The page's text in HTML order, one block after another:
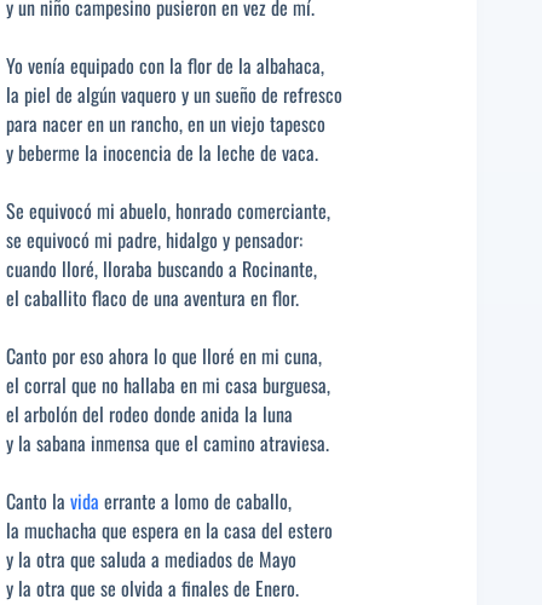
y un niño campesino pusieron en vez de mí.
Yo venía equipado con la flor de la albahaca,
la piel de algún vaquero y un sueño de refresco
para nacer en un rancho, en un viejo tapesco
y beberme la inocencia de la leche de vaca.
Se equivocó mi abuelo, honrado comerciante,
se equivocó mi padre, hidalgo y pensador:
cuando lloré, lloraba buscando a Rocinante,
el caballito flaco de una aventura en flor.
Canto por eso ahora lo que lloré en mi cuna,
el corral que no hallaba en mi casa burguesa,
el arbolón del rodeo donde anida la luna
y la sabana inmensa que el camino atraviesa.
Canto la vida errante a lomo de caballo,
la muchacha que espera en la casa del estero
y la otra que saluda a mediados de Mayo
y la otra que se olvida a finales de Enero.